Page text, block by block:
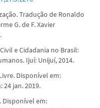
Tradução de Ronaldo
G. de F. Xavier
e Cidadania no Brasil:
Ijuí: Unijuí, 2014.
Disponível em:
24 jan. 2019.
Disponível em: